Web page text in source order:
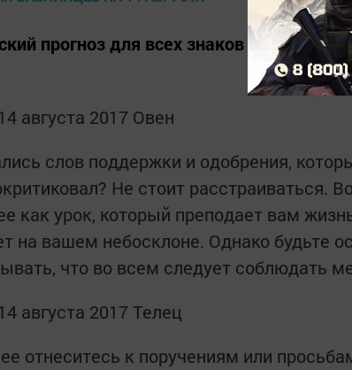
прогноз для всех знаков Зодиака.
августа 2017 Овен
слов поддержки и одобрения,
Не стоит расстраиваться.
как урок, который преподает вам
на вашем небосклоне. Однако будьте
что во всем следует соблюдать
августа 2017 Телец
отнеситесь к поручениям или